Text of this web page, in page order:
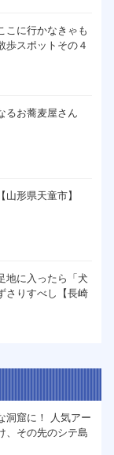
こに行かなきゃも
歩スポットその４
るお蕎麦屋さん
形県天童市】
地に入ったら「犬
さりすべし【長崎
洞窟に！ 人気アー
、その先のシテ島